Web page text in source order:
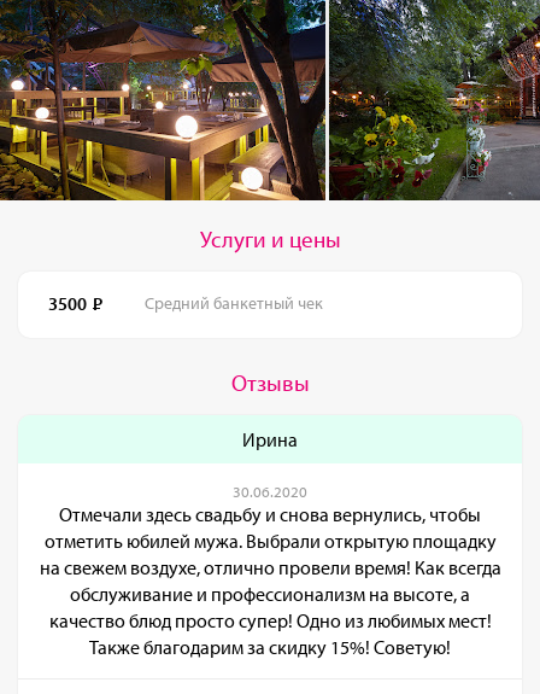
Услуги и цены
3500 Средний банкетный чек
Отзывы
Ирина
30.06.2020
Отмечали здесь свадьбу и снова вернулись, чтобы
отметить юбилей мужа. Выбрали открытую площадку
на свежем воздухе, отлично провели время! Как всегда
обслуживание и профессионализм на высоте, а
качество блюд просто супер! Одно из любимых мест!
Также благодарим за скидку 15%! Советую!